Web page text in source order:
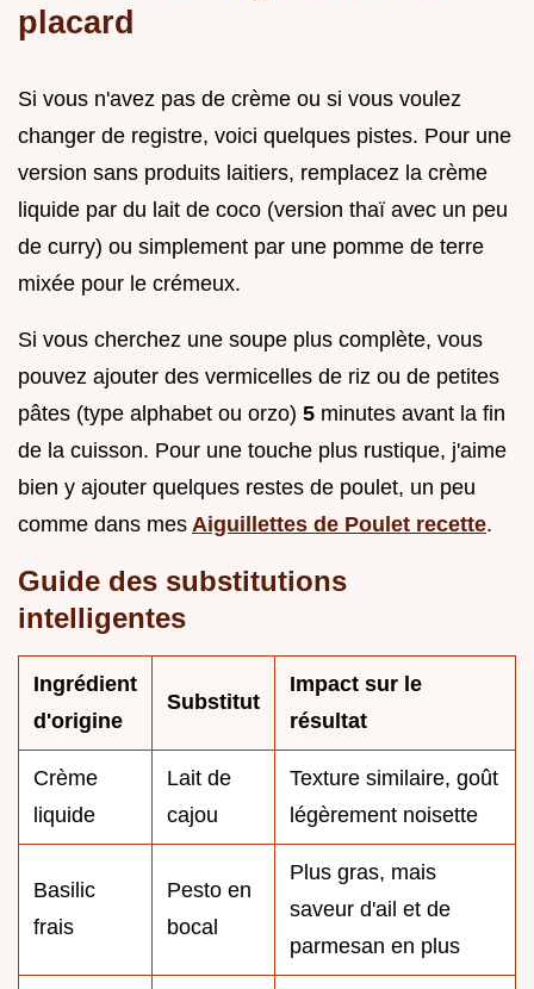
placard
Si vous n'avez pas de crème ou si vous voulez
changer de registre, voici quelques pistes. Pour une
version sans produits laitiers, remplacez la crème
liquide par du lait de coco (version thaï avec un peu
de curry) ou simplement par une pomme de terre
mixée pour le crémeux.
Si vous cherchez une soupe plus complète, vous
pouvez ajouter des vermicelles de riz ou de petites
pâtes (type alphabet ou orzo) 5 minutes avant la fin
de la cuisson. Pour une touche plus rustique, j'aime
bien y ajouter quelques restes de poulet, un peu
comme dans mes Aiguillettes de Poulet recette.
Guide des substitutions
intelligentes
Ingrédient
d'origine
Substitut
Impact sur le
résultat
Crème
liquide
Lait de
cajou
Texture similaire, goût
légèrement noisette
Basilic
frais
Pesto en
bocal
Plus gras, mais
saveur d'ail et de
parmesan en plus